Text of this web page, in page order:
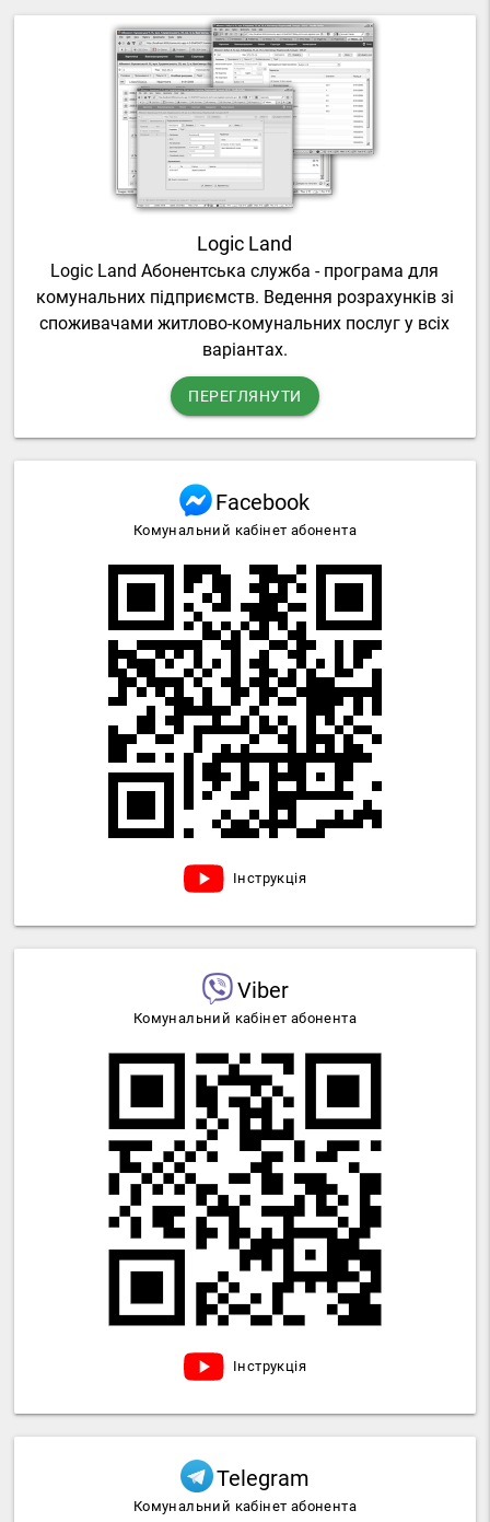
Logic Land
Logic Land Абонентська служба - програма для
комунальних підприємств. Ведення розрахунків зі
споживачами житлово-комунальних послуг у всіх
варіантах.
ПЕРЕГЛЯНУТИ
Facebook
Комунальний кабінет абонента
Інструкція
Viber
Комунальний кабінет абонента
Інструкція
Telegram
Комунальний кабінет абонента